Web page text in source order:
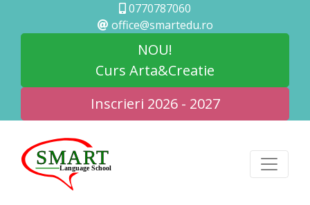
0770787060
office@smartedu.ro
NOU!
Curs Arta&Creatie
Inscrieri 2026 - 2027